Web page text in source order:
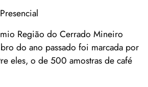
Região do Cerrado Mineiro
do ano passado foi marcada por
eles, o de 500 amostras de café